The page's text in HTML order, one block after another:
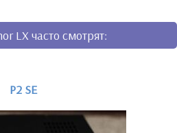
LX часто смотрят:
P2 SE